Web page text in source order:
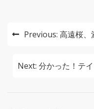
投
ナ
Previous: 高遠桜、
Next: 分かった！テ